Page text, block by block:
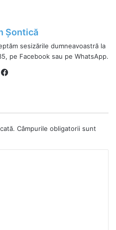
Șontică
sesizările dumneavoastră la
pe Facebook sau pe WhatsApp.
Câmpurile obligatorii sunt